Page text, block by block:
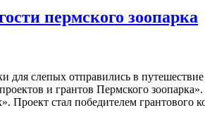
пермского зоопарка
слепых отправились в
и грантов Пермского
Проект стал победителем